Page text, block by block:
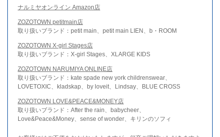
ナルミヤオンライン Amazon店
ZOZOTOWN petitmain店
取り扱いブランド：petit main、petit main LIEN、b・ROOM
ZOZOTOWN X-girl Stages店
取り扱いブランド：X-girl Stages、XLARGE KIDS
ZOZOTOWN NARUMIYA ONLINE店
取り扱いブランド：kate spade new york childrenswear、
LOVETOXIC、kladskap、by loveit、Lindsay、BLUE CROSS
ZOZOTOWN LOVE&PEACE&MONEY店
取り扱いブランド：After the rain、babycheer、
Love&Peace&Money、sense of wonder、キリンのソフィ